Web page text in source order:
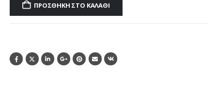
ΠΡΟΣΘΉΚΗ ΣΤΟ ΚΑΛΆΘΙ